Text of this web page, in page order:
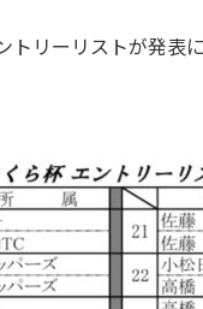
リーリストが発表に